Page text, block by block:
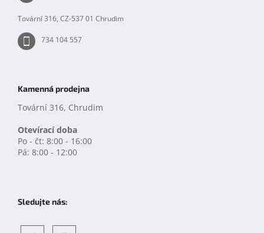
Tovární 316, CZ-537 01 Chrudim
734 104 557
Kamenná prodejna
Tovární 316, Chrudim
Otevírací doba
Po - čt: 8:00 - 16:00
Pá: 8:00 - 12:00
Sledujte nás: